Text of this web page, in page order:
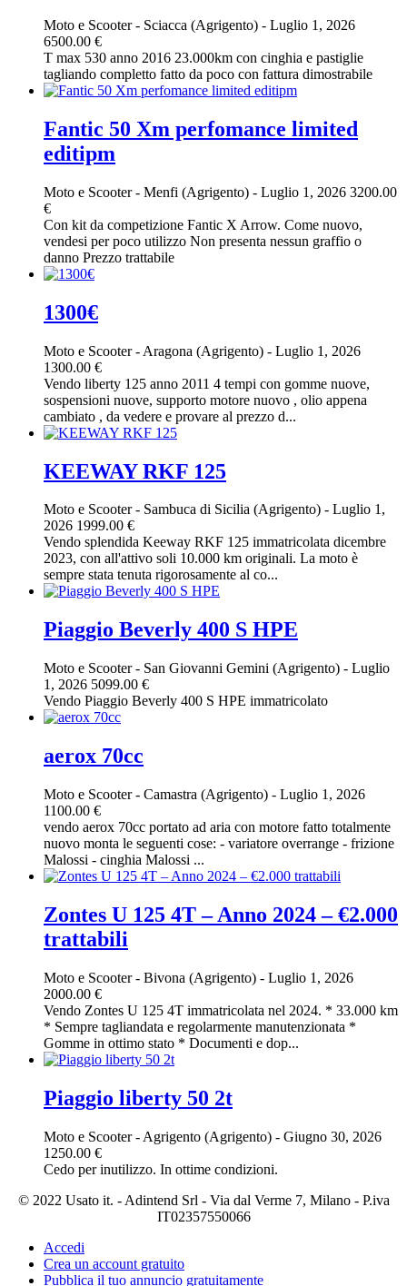
Moto e Scooter- Sciacca (Agrigento) - Luglio 1, 2026
6500.00 €
T max 530 anno 2016 23.000km con cinghia e pastiglie
tagliando completto fatto da poco con fattura dimostrabile
Fantic 50 Xm perfomance limited
editipm
Moto e Scooter- Menfi (Agrigento) - Luglio 1, 2026 3200.00
€
Con kit da competizione Fantic X Arrow. Come nuovo,
vendesi per poco utilizzo Non presenta nessun graffio o
danno Prezzo trattabile
1300€
Moto e Scooter- Aragona (Agrigento) - Luglio 1, 2026
1300.00 €
Vendo liberty 125 anno 2011 4 tempi con gomme nuove,
sospensioni nuove, supporto motore nuovo , olio appena
cambiato , da vedere e provare al prezzo d...
KEEWAY RKF 125
Moto e Scooter- Sambuca di Sicilia (Agrigento) - Luglio 1,
2026 1999.00 €
Vendo splendida Keeway RKF 125 immatricolata dicembre
2023, con all'attivo soli 10.000 km originali. La moto è
sempre stata tenuta rigorosamente al co...
Piaggio Beverly 400 S HPE
Moto e Scooter- San Giovanni Gemini (Agrigento) - Luglio
1, 2026 5099.00 €
Vendo Piaggio Beverly 400 S HPE immatricolato
aerox 70cc
Moto e Scooter- Camastra (Agrigento) - Luglio 1, 2026
1100.00 €
vendo aerox 70cc portato ad aria con motore fatto totalmente
nuovo monta le seguenti cose: - variatore overrange - frizione
Malossi - cinghia Malossi ...
Zontes U 125 4T – Anno 2024 – €2.000
trattabili
Moto e Scooter- Bivona (Agrigento) - Luglio 1, 2026
2000.00 €
Vendo Zontes U 125 4T immatricolata nel 2024. * 33.000 km
* Sempre tagliandata e regolarmente manutenzionata *
Gomme in ottimo stato * Documenti e dop...
Piaggio liberty 50 2t
Moto e Scooter- Agrigento (Agrigento) - Giugno 30, 2026
1250.00 €
Cedo per inutilizzo. In ottime condizioni.
© 2022 Usato it. - Adintend Srl - Via dal Verme 7, Milano - P.iva
IT02357550066
Accedi
Crea un account gratuito
Pubblica il tuo annuncio gratuitamente